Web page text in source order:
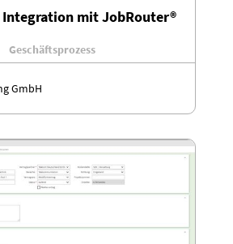
Integration mit JobRouter®
Geschäftsprozess
GmbH